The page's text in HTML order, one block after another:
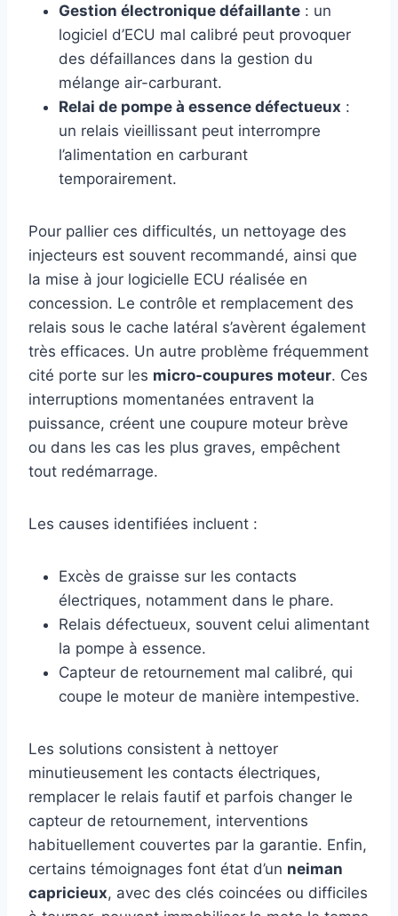
Gestion électronique défaillante : un
logiciel d’ECU mal calibré peut provoquer
des défaillances dans la gestion du
mélange air-carburant.
Relai de pompe à essence défectueux :
un relais vieillissant peut interrompre
l’alimentation en carburant
temporairement.
Pour pallier ces difficultés, un nettoyage des
injecteurs est souvent recommandé, ainsi que
la mise à jour logicielle ECU réalisée en
concession. Le contrôle et remplacement des
relais sous le cache latéral s’avèrent également
très efficaces. Un autre problème fréquemment
cité porte sur les micro-coupures moteur. Ces
interruptions momentanées entravent la
puissance, créent une coupure moteur brève
ou dans les cas les plus graves, empêchent
tout redémarrage.
Les causes identifiées incluent :
Excès de graisse sur les contacts
électriques, notamment dans le phare.
Relais défectueux, souvent celui alimentant
la pompe à essence.
Capteur de retournement mal calibré, qui
coupe le moteur de manière intempestive.
Les solutions consistent à nettoyer
minutieusement les contacts électriques,
remplacer le relais fautif et parfois changer le
capteur de retournement, interventions
habituellement couvertes par la garantie. Enfin,
certains témoignages font état d’un neiman
capricieux, avec des clés coincées ou difficiles